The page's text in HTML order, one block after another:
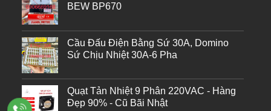
BEW BP670
Cầu Đấu Điện Bằng Sứ 30A, Domino
Sứ Chịu Nhiệt 30A-6 Pha
Quạt Tản Nhiệt 9 Phân 220VAC - Hàng
Đẹp 90% - Cũ Bãi Nhật